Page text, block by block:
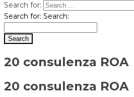
Search for:
Search for: Search:
20 consulenza ROA
20 consulenza ROA